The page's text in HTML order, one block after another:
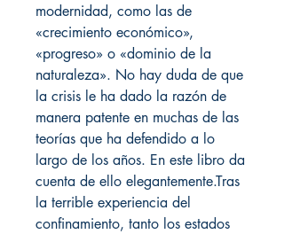
modernidad, como las de
«crecimiento económico»,
«progreso» o «dominio de la
naturaleza». No hay duda de que
la crisis le ha dado la razón de
manera patente en muchas de las
teorías que ha defendido a lo
largo de los años. En este libro da
cuenta de ello elegantemente.Tras
la terrible experiencia del
confinamiento, tanto los estados